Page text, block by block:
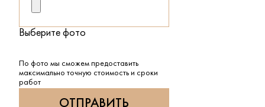
Выберите фото
По фото мы сможем предоставить
максимально точную стоимость и сроки
работ